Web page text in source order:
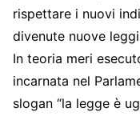
rispettare i nuovi
divenute nuove
In teoria meri
incarnata nel
slogan “la legge è